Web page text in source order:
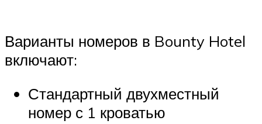
Варианты номеров в Bounty Hotel
включают:
Стандартный двухместный
номер с 1 кроватью